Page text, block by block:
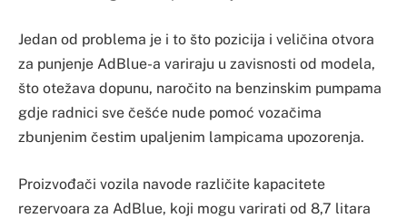
Jedan od problema je i to što pozicija i veličina otvora
za punjenje AdBlue-a variraju u zavisnosti od modela,
što otežava dopunu, naročito na benzinskim pumpama
gdje radnici sve češće nude pomoć vozačima
zbunjenim čestim upaljenim lampicama upozorenja.
Proizvođači vozila navode različite kapacitete
rezervoara za AdBlue, koji mogu varirati od 8,7 litara